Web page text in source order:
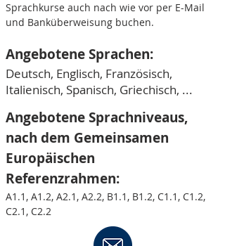
Sprachkurse auch nach wie vor per E-Mail
und Banküberweisung buchen.
Angebotene Sprachen:
Deutsch, Englisch, Französisch,
Italienisch, Spanisch, Griechisch, ...
Angebotene Sprachniveaus,
nach dem Gemeinsamen
Europäischen
Referenzrahmen:
A1.1, A1.2, A2.1, A2.2, B1.1, B1.2, C1.1, C1.2,
C2.1, C2.2